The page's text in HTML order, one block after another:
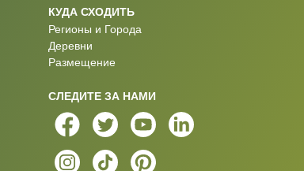
КУДА СХОДИТЬ
Регионы и Города
Деревни
Размещение
СЛЕДИТЕ ЗА НАМИ